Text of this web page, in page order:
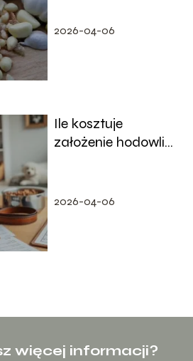
2026-04-06
Ile kosztuje
założenie hodowli
2026-04-06
więcej informacji?